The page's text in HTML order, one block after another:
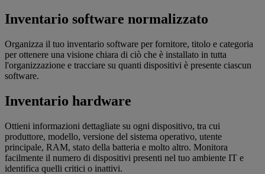
Inventario software normalizzato
Organizza il tuo inventario software per fornitore, titolo e categoria
per ottenere una visione chiara di ciò che è installato in tutta
l'organizzazione e tracciare su quanti dispositivi è presente ciascun
software.
Inventario hardware
Ottieni informazioni dettagliate su ogni dispositivo, tra cui
produttore, modello, versione del sistema operativo, utente
principale, RAM, stato della batteria e molto altro. Monitora
facilmente il numero di dispositivi presenti nel tuo ambiente IT e
identifica quelli critici o inattivi.